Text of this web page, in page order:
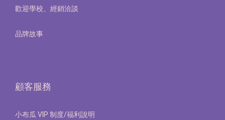
歡迎學校、經銷洽談
品牌故事
顧客服務
小布瓜 VIP 制度/福利說明